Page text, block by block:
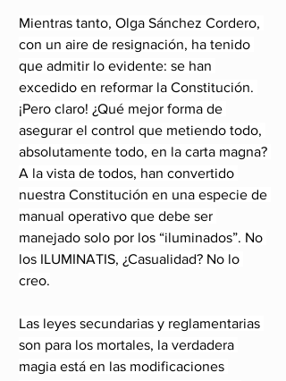
Mientras tanto, Olga Sánchez Cordero,
con un aire de resignación, ha tenido
que admitir lo evidente: se han
excedido en reformar la Constitución.
¡Pero claro! ¿Qué mejor forma de
asegurar el control que metiendo todo,
absolutamente todo, en la carta magna?
A la vista de todos, han convertido
nuestra Constitución en una especie de
manual operativo que debe ser
manejado solo por los “iluminados”. No
los ILUMINATIS, ¿Casualidad? No lo
creo.
Las leyes secundarias y reglamentarias
son para los mortales, la verdadera
magia está en las modificaciones